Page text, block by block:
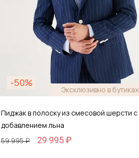
-50%
Эксклюзивно в бутиках
Пиджак в полоску из смесовой шерсти с
добавлением льна
59 995 ₽
29 995 ₽